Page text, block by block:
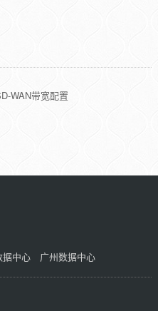
WAN带宽配置
据中心 广州数据中心